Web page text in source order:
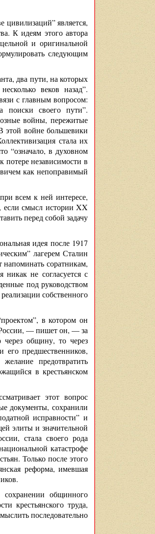
является,
К идеям этого автора
и оригинальной
следующим
два пути, на которых
веков назад”.
с главным вопросом:
поиски своего пути”.
войны, пережитые
этой войне большевики
стала их
“означало, в духовном
независимости в
как непоправимый
всем к ней интересе,
если смысл истории XX
перед собой задачу
идея после 1917
лагерем Сталин
напоминать соратникам,
никак не согласуется с
под руководством
собственного
в котором он
России, — пишет он, — за
общину, то через
предшественников,
предотвратить
в крестьянском
этот вопрос
документы, сохранили
исправности” и
элиты и значительной
стала своего рода
катастрофе
Только после этого
реформа, имевшая
общинного
крестьянского труда,
последовательно